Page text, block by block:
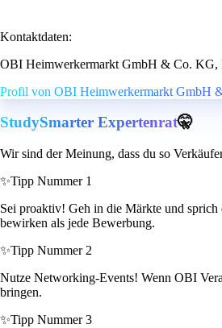
Kontaktdaten:
OBI Heimwerkermarkt GmbH & Co. KG,
Profil von OBI Heimwerkermarkt GmbH
StudySmarter Expertenrat🤫
Wir sind der Meinung, dass du so
✨Tipp Nummer 1
Sei proaktiv! Geh in die Märkte und
bewirken als jede Bewerbung.
✨Tipp Nummer 2
Nutze Networking-Events! Wenn OBI
bringen.
✨Tipp Nummer 3